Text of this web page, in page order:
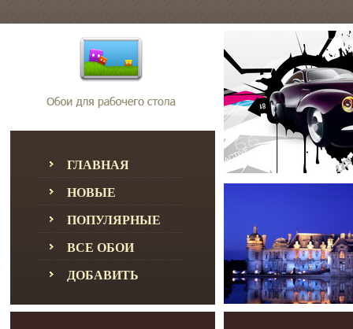
ГЛАВНАЯ
НОВЫЕ
ПОПУЛЯРНЫЕ
ВСЕ ОБОИ
ДОБАВИТЬ